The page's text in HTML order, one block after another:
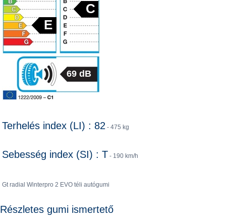
E
C
69 dB
Terhelés index (LI) : 82 - 475 kg
Sebesség index (SI) : T - 190 km/h
Gt radial Winterpro 2 EVO téli autógumi
Részletes gumi ismertető